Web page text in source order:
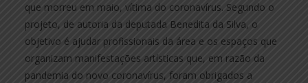
que morreu em maio, vítima do coronavírus. Segundo o
projeto, de autoria da deputada Benedita da Silva, o
objetivo é ajudar profissionais da área e os espaços que
organizam manifestações artísticas que, em razão da
pandemia do novo coronavírus, foram obrigados a